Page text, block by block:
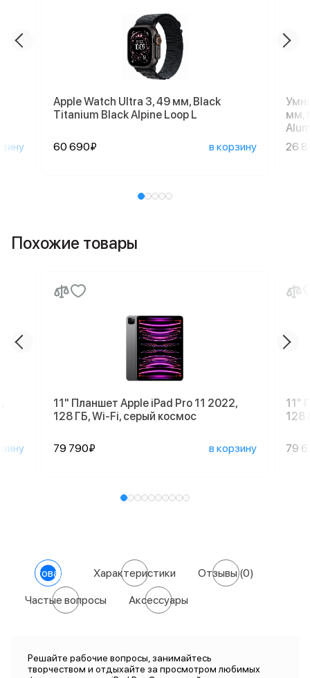
Apple Watch Ultra 3, 49 мм, Black
Titanium Black Alpine Loop L
60 690₽ в корзину
мм,
26
Похожие товары
11" Планшет Apple iPad Pro 11 2022,
128 ГБ, Wi-Fi, серый космос
79 790₽ в корзину
11"
128
79
О товаре Характеристики Отзывы(0)
Частые вопросы Аксессуары
Решайте рабочие вопросы, занимайтесь
творчеством и отдыхайте за просмотром любимых